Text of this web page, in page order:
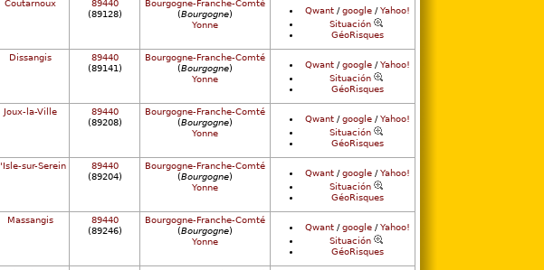
Coutarnoux
89440
(89128)
Bourgogne-Franche-Comté
(Bourgogne)
Yonne
Qwant/google/Yahoo!
Situación
GéoRisques
Dissangis
89440
(89141)
Bourgogne-Franche-Comté
(Bourgogne)
Yonne
Qwant/google/Yahoo!
Situación
GéoRisques
Joux-la-Ville
89440
(89208)
Bourgogne-Franche-Comté
(Bourgogne)
Yonne
Qwant/google/Yahoo!
Situación
GéoRisques
sur-Serein
89440
(89204)
Bourgogne-Franche-Comté
(Bourgogne)
Yonne
Qwant/google/Yahoo!
Situación
GéoRisques
Massangis
89440
(89246)
Bourgogne-Franche-Comté
(Bourgogne)
Yonne
Qwant/google/Yahoo!
Situación
GéoRisques